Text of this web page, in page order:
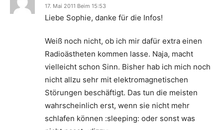
17. Mai 2011 Beim 15:53
Liebe Sophie, danke für die Infos!
Weiß noch nicht, ob ich mir dafür extra einen
Radioästheten kommen lasse. Naja, macht
vielleicht schon Sinn. Bisher hab ich mich noch
nicht allzu sehr mit elektromagnetischen
Störungen beschäftigt. Das tun die meisten
wahrscheinlich erst, wenn sie nicht mehr
schlafen können :sleeping: oder sonst was